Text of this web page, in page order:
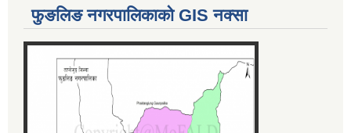
फुङलिङ नगरपालिकाको GIS नक्सा